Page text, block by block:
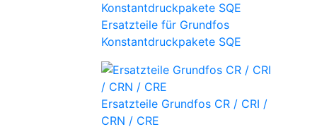
Ersatzteile für Grundfos
Konstantdruckpakete SQE
Ersatzteile Grundfos CR / CRI /
CRN / CRE